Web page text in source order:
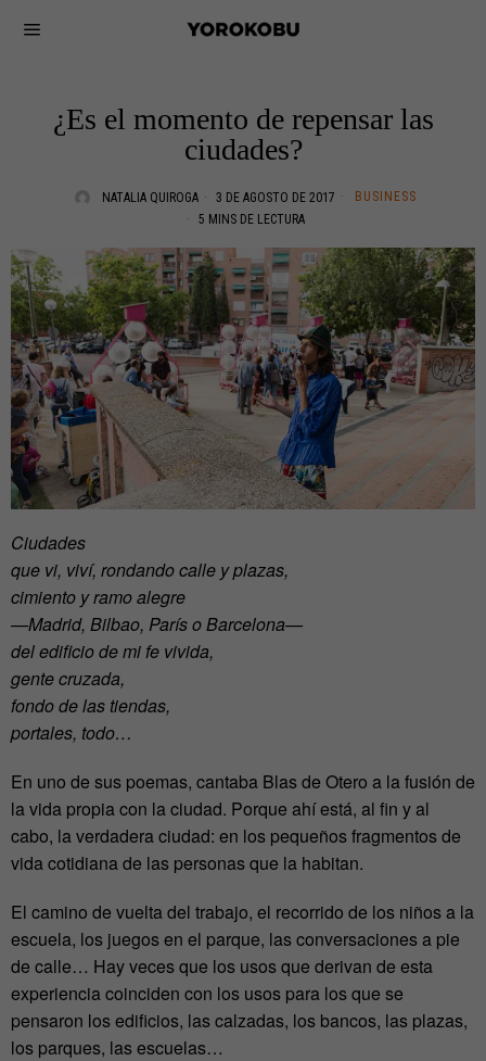
¿Es el momento de repensar las
ciudades?
NATALIA QUIROGA 3 DE AGOSTO DE 2017
BUSINESS
5 MINS DE LECTURA
Ciudades
que vi, viví, rondando calle y plazas,
cimiento y ramo alegre
—Madrid, Bilbao, París o Barcelona—
del edificio de mi fe vivida,
gente cruzada,
fondo de las tiendas,
portales, todo…
En uno de sus poemas, cantaba Blas de Otero a la fusión de
la vida propia con la ciudad. Porque ahí está, al fin y al
cabo, la verdadera ciudad: en los pequeños fragmentos de
vida cotidiana de las personas que la habitan.
El camino de vuelta del trabajo, el recorrido de los niños a la
escuela, los juegos en el parque, las conversaciones a pie
de calle… Hay veces que los usos que derivan de esta
experiencia coinciden con los usos para los que se
pensaron los edificios, las calzadas, los bancos, las plazas,
los parques, las escuelas…